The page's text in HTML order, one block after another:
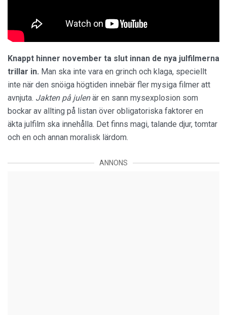
Knappt hinner november ta slut innan de nya julfilmerna
trillar in. Man ska inte vara en grinch och klaga, speciellt
inte när den snöiga högtiden innebär fler mysiga filmer att
avnjuta. Jakten på julenär en sann mysexplosion som
bockar av allting på listan över obligatoriska faktorer en
äkta julfilm ska innehålla. Det finns magi, talande djur, tomtar
och en och annan moralisk lärdom.
ANNONS